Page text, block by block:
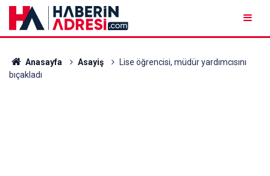
Anasayfa Asayiş
Lise öğrencisi, müdür yardımcısını
bıçakladı